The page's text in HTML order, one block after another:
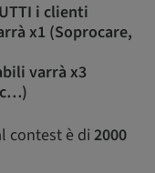
i clienti
x1 (Soprocare,
varrà x3
contest è di 2000